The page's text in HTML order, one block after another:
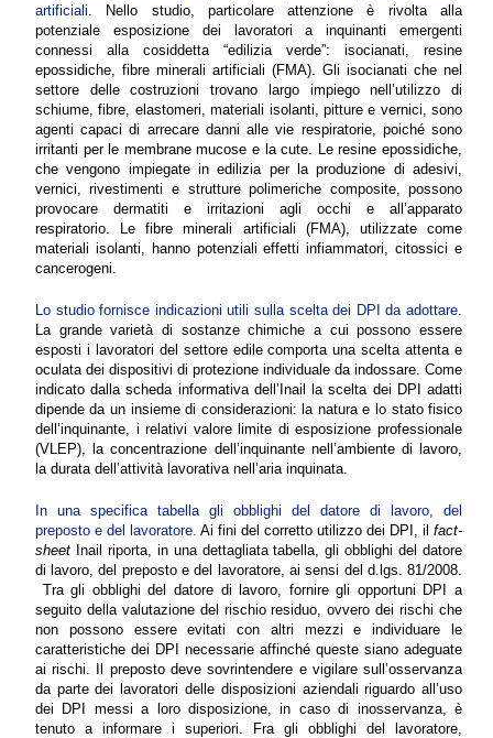
artificiali . Nello studio, particolare attenzione è rivolta alla
potenziale esposizione dei lavoratori a inquinanti emergenti
connessi alla cosiddetta “edilizia verde”: isocianati, resine
epossidiche, fibre minerali artificiali (FMA). Gli isocianati che nel
settore delle costruzioni trovano largo impiego nell’utilizzo di
schiume, fibre, elastomeri, materiali isolanti, pitture e vernici, sono
agenti capaci di arrecare danni alle vie respiratorie, poiché sono
irritanti per le membrane mucose e la cute. Le resine epossidiche,
che vengono impiegate in edilizia per la produzione di adesivi,
vernici, rivestimenti e strutture polimeriche composite, possono
provocare dermatiti e irritazioni agli occhi e all’apparato
respiratorio. Le fibre minerali artificiali (FMA), utilizzate come
materiali isolanti, hanno potenziali effetti infiammatori, citossici e
cancerogeni.
Lo studio fornisce indicazioni utili sulla scelta dei DPI da adottare
La grande varietà di sostanze chimiche a cui possono essere
esposti i lavoratori del settore edile comporta una scelta attenta e
oculata dei dispositivi di protezione individuale da indossare. Come
indicato dalla scheda informativa dell’Inail la scelta dei DPI adatti
dipende da un insieme di considerazioni: la natura e lo stato fisico
dell’inquinante, i relativi valore limite di esposizione professionale
(VLEP), la concentrazione dell’inquinante nell’ambiente di lavoro,
la durata dell’attività lavorativa nell’aria inquinata.
In una specifica tabella gli obblighi del datore di lavoro, del
preposto e del lavoratore. Ai fini del corretto utilizzo dei DPI, ilfact-
sheetInail riporta, in una dettagliata tabella, gli obblighi del datore
di lavoro, del preposto e del lavoratore, ai sensi del d.lgs. 81/2008.
Tra gli obblighi del datore di lavoro, fornire gli opportuni DPI a
seguito della valutazione del rischio residuo, ovvero dei rischi che
non possono essere evitati con altri mezzi e individuare le
caratteristiche dei DPI necessarie affinché queste siano adeguate
ai rischi. Il preposto deve sovrintendere e vigilare sull’osservanza
da parte dei lavoratori delle disposizioni aziendali riguardo all’uso
dei DPI messi a loro disposizione, in caso di inosservanza, è
tenuto a informare i superiori. Fra gli obblighi del lavoratore,